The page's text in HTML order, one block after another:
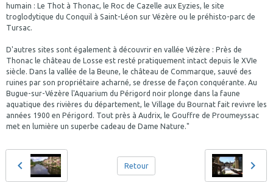
humain : Le Thot à Thonac, le Roc de Cazelle aux Eyzies, le site
troglodytique du Conquil à Saint-Léon sur Vézère ou le préhisto-parc de
Tursac.
D'autres sites sont également à découvrir en vallée Vézère : Près de
Thonac le château de Losse est resté pratiquement intact depuis le XVIe
siècle. Dans la vallée de la Beune, le château de Commarque, sauvé des
ruines par son propriétaire acharné, se dresse de façon conquérante. Au
Bugue-sur-Vézère l'Aquarium du Périgord noir plonge dans la faune
aquatique des rivières du département, le Village du Bournat fait revivre les
années 1900 en Périgord. Tout près à Audrix, le Gouffre de Proumeyssac
met en lumière un superbe cadeau de Dame Nature."
Retour